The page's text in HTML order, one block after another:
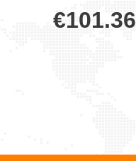
€101.36